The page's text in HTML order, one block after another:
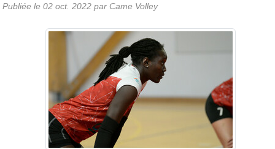
Publiée le 02 oct. 2022 par Came Volley